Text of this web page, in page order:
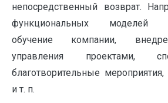
непосредственный возврат.
функциональных моделей
обучение компании,
управления проектами,
благотворительные
и т. п.